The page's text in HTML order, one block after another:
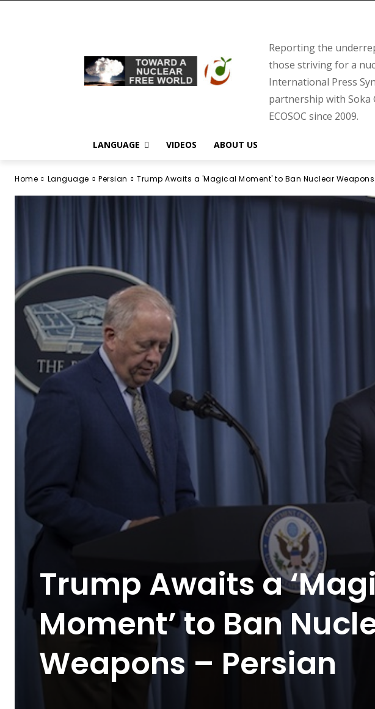
Reporting the
those striving for a
International Press
partnership with Soka
ECOSOC since 2009.
LANGUAGE VIDEOS ABOUT US
Home Language Persian Trump Awaits a 'Magical Moment' to Ban Nuclear
Trump Awaits a
Moment’ to Ban
Weapons – Persian